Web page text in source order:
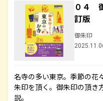
０４
訂版
御朱印
名寺の多い東京。季節の花
朱印を頂く。御朱印の頂き
説。